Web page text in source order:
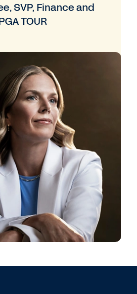
SVP, Finance and
TOUR